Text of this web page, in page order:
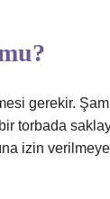
gerekir.
torbada
izin